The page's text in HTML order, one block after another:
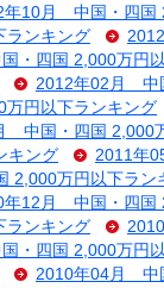
年10月 中国・四国
ンキング
・四国 2,000万円
2012年02月 中
円以下ランキング
中国・四国 2,000
キング
2011年
2,000万円以下ラン
年12月 中国・四国
ンキング
・四国 2,000万円
2010年04月 中